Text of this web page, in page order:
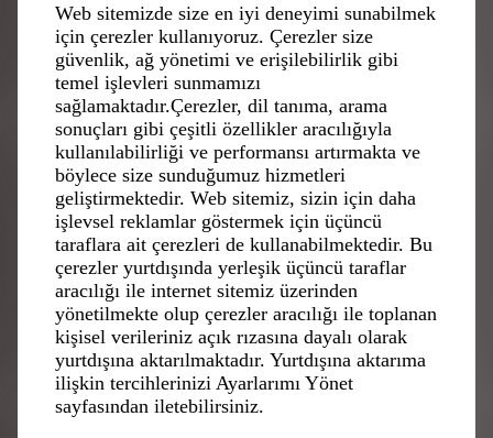
İŞ AMAÇLI OTOMOBILLER
OTOMOBİLİNİZİN
SEGMENTİNİ SEÇİN
Web sitemizde size en iyi deneyimi sunabilmek
için çerezler kullanıyoruz. Çerezler size
güvenlik, ağ yönetimi ve erişilebilirlik gibi
temel işlevleri sunmamızı
sağlamaktadır.Çerezler, dil tanıma, arama
sonuçları gibi çeşitli özellikler aracılığıyla
kullanılabilirliği ve performansı artırmakta ve
böylece size sunduğumuz hizmetleri
geliştirmektedir. Web sitemiz, sizin için daha
işlevsel reklamlar göstermek için üçüncü
taraflara ait çerezleri de kullanabilmektedir. Bu
çerezler yurtdışında yerleşik üçüncü taraflar
aracılığı ile internet sitemiz üzerinden
yönetilmekte olup çerezler aracılığı ile toplanan
kişisel verileriniz açık rızasına dayalı olarak
yurtdışına aktarılmaktadır. Yurtdışına aktarıma
ilişkin tercihlerinizi Ayarlarımı Yönet
sayfasından iletebilirsiniz.